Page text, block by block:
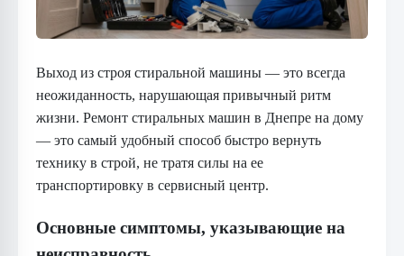
Выход из строя стиральной машины — это всегда
неожиданность, нарушающая привычный ритм
жизни. Ремонт стиральных машин в Днепре на дому
— это самый удобный способ быстро вернуть
технику в строй, не тратя силы на ее
транспортировку в сервисный центр.
Основные симптомы, указывающие на